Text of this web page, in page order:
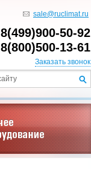
sale@ruclimat.ru
8(499)900-50-92
8(800)500-13-61
Заказать звонок